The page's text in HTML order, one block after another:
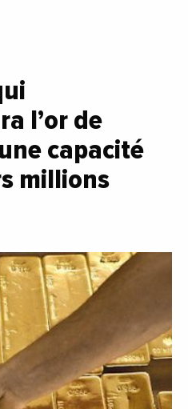
l’or de
capacité
millions